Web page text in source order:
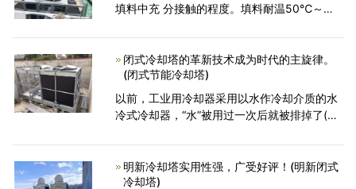
填料中充 分接触的程度。填料耐温50℃～
长。简单的说填料在冷却塔中的作用就是增加
散热量，延长冷却水停留时间，
闭式冷却塔的革新技术成为时代的主旋律。
(闭式节能冷却塔)
以前，工业用冷却器采用以水作冷却介质的水
冷式冷却器，“水”被用过一次后就被排掉了(直
进而采用把水在冷水塔中冷却后循环使用的方
法(开式冷却塔)
明新冷却塔实用性强，广受好评！(明新闭式
冷却塔)